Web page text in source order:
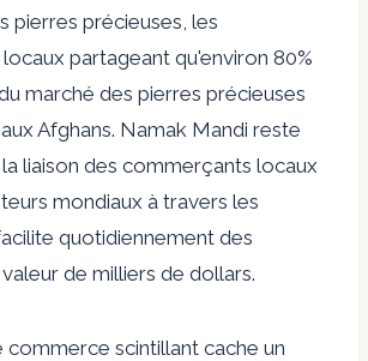
pierres précieuses, les
partageant qu'environ 80%
marché des pierres précieuses
Afghans. Namak Mandi reste
liaison des commerçants locaux
mondiaux à travers les
quotidiennement des
de milliers de dollars.
commerce scintillant cache un